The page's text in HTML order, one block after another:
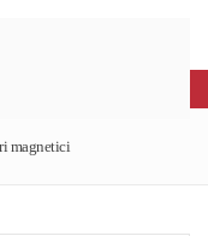
magnetici